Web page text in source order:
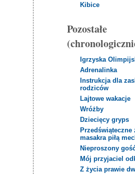
Kibice
Pozostałe
Igrzyska
Adrenalinka
Instrukcja dla
rodziców
Lajtowe wakacje
Wróżby
Dziecięcy gryps
Przedświąteczne
masakra piłą
Nieproszony
Mój przyjaciel
Z życia prawie